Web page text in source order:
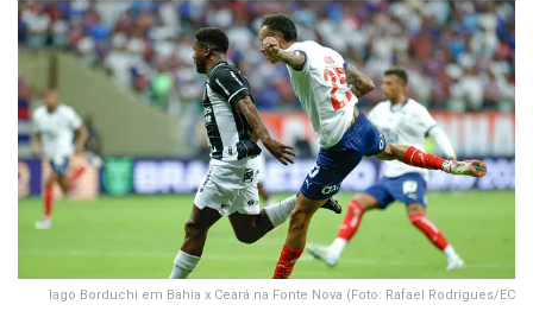
Iago Borduchi em Bahia x Ceará na Fonte Nova (Foto: Rafael Rodrigues/EC